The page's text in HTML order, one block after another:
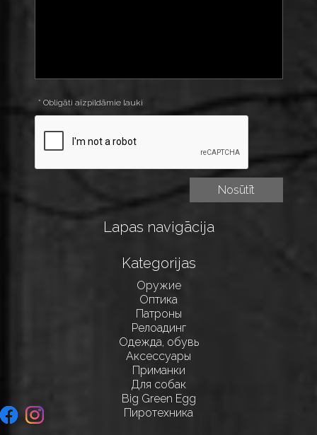
* Obligāti aizpildāmie lauki
Lapas navigācija
Kategorijas
Оружие
Оптика
Патроны
Релоадинг
Одежда, обувь
Аксессуары
Приманки
Для собак
Big Green Egg
Пиротехника